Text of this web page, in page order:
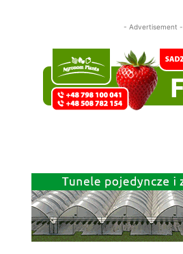
- Advertisement -